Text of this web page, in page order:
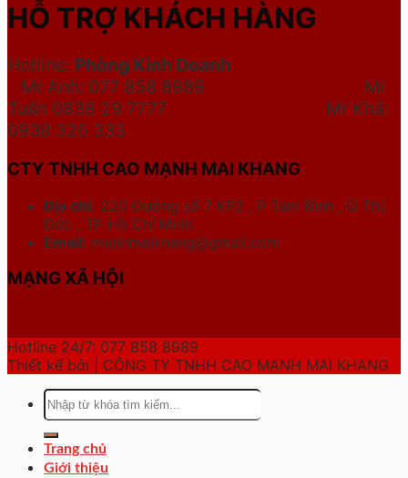
HỖ TRỢ KHÁCH HÀNG
Hotline: Phòng Kinh Doanh
Mr Anh: 077 858 8989 Mr
Tuấn 0838 29 7777 Mr Khá:
0938 326 333
CTY TNHH CAO MẠNH MAI KHANG
Địa chỉ: 220 Đường số 7 KP2 , P Tam Bình , Q Thủ
Đức , TP Hồ Chí Minh
Email: manhmaikhang@gmail.com
MẠNG XÃ HỘI
Hotline 24/7: 077 858 8989
Thiết kế bởi | CÔNG TY TNHH CAO MẠNH MAI KHANG
Tìm
kiếm:
Trang chủ
Giới thiệu